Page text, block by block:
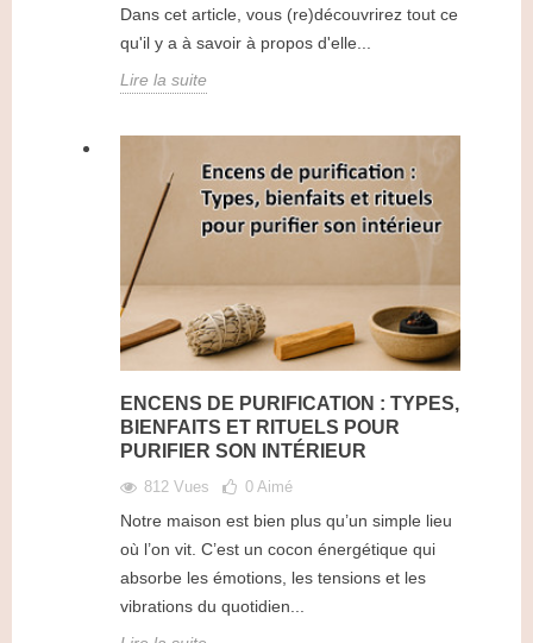
Dans cet article, vous (re)découvrirez tout ce
qu'il y a à savoir à propos d'elle...
Lire la suite
ENCENS DE PURIFICATION : TYPES,
BIENFAITS ET RITUELS POUR
PURIFIER SON INTÉRIEUR
812 Vues 0 Aimé
Notre maison est bien plus qu’un simple lieu
où l’on vit. C’est un cocon énergétique qui
absorbe les émotions, les tensions et les
vibrations du quotidien...